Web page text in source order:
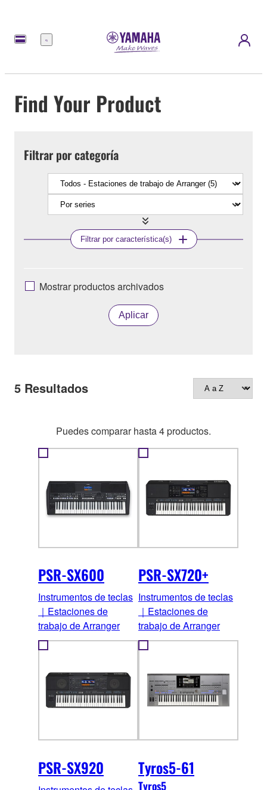
Menú
Find Your Product
Filtrar por categoría
Filtrar por característica(s)
Mostrar productos archivados
Aplicar
5 Resultados
Puedes comparar hasta 4 productos.
PSR-SX600
Instrumentos de teclas
｜Estaciones de
trabajo de Arranger
PSR-SX720+
Instrumentos de teclas
｜Estaciones de
trabajo de Arranger
PSR-SX920 Tyros5-61
Tyros5